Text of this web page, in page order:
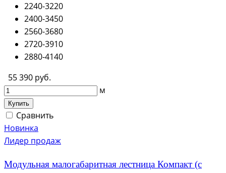
2240-3220
2400-3450
2560-3680
2720-3910
2880-4140
55 390 руб.
м
Купить
Сравнить
Новинка
Лидер продаж
Модульная малогабаритная лестница Компакт (с